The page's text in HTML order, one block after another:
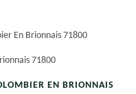
En Brionnais 71800
71800
EN BRIONNAIS